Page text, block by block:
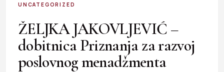
UNCATEGORIZED
ŽELJKA JAKOVLJEVIĆ –
dobitnica Priznanja za razvoj
poslovnog menadžmenta